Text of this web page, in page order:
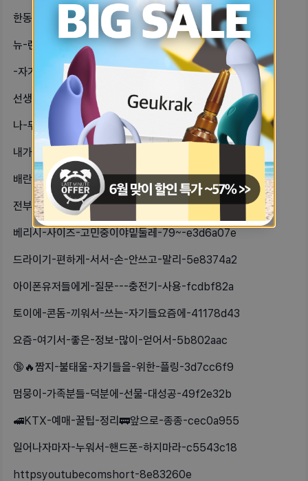
한동안-자기방-못-들어왔는데-알람-계-18dbd3a0
뉴-랜덤-쿠폰-2개-떴어-뭔지는-모르-76c68cce
-자기들-다이소에-어퓨-티트리-스팟-6d4fa404
선생님등-ㅜㅜㅜㅠㅠ제가-사파리-시크릿-519a5cd1
나-무디라는-어플-추천하러-왔어감정에-3b015192
내가-남자에-대해-20대에-알았더라면-5bec542a
배란기때마다-찾는-나만의-아늑한-쓰레-2aa16e44
전부터-자궁경부암은-왜-성경험이-없으-2a0c258a
베리시-사이즈-고민중이야밑둘레-79~-e3d6a07e
드라이기-편하게-서서-손-안쓰고-말리-5e8374a2
아이폰유저들에게-질문---충전기-사용-fcdbf82a
토이에-콘돔-끼워서-쓰는-자기들요즘에-41178d43
요즘-여기서-좋은-정보-많이-얻어서-5b802aac
🔞🔥짬지-불태울-자기들을-위한-플링-3d7cc6f9
멈뭉이-가족분들-덕분에-선물-대성공-49f2e32b
🚅KTX-예매-꿀팁-정리🚃앞으로-종종-cec0a955
일어나자마자-누워서-핸드폰-하지마라-c5543c18
httpsyoutubecomshort-8e83260e